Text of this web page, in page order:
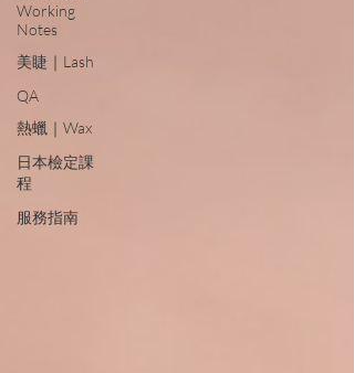
Working
Notes
美睫｜Lash
QA
熱蠟｜Wax
日本檢定課
程
服務指南